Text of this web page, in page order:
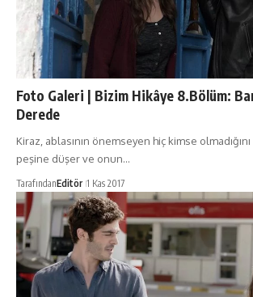
Foto Galeri | Bizim Hikâye 8.Bölüm:
Derede
Kiraz, ablasının önemseyen hiç kimse olmadığını
peşine düşer ve onun…
TarafındanEditör 1 Kas 2017